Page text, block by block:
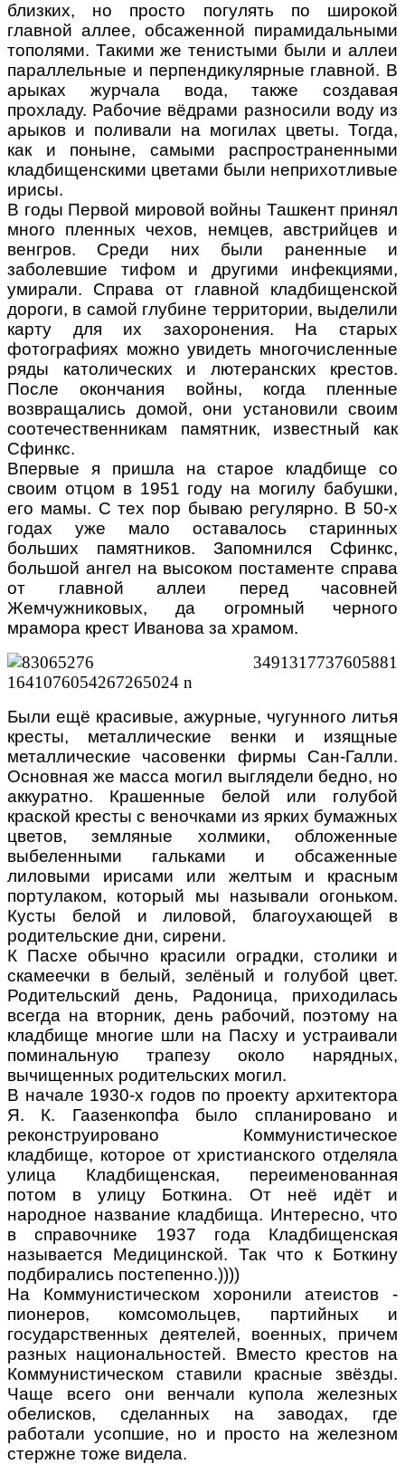
близких, но просто погулять по широкой
главной аллее, обсаженной пирамидальными
тополями. Такими же тенистыми были и аллеи
параллельные и перпендикулярные главной. В
арыках журчала вода, также создавая
прохладу. Рабочие вёдрами разносили воду из
арыков и поливали на могилах цветы. Тогда,
как и поныне, самыми распространенными
кладбищенскими цветами были неприхотливые
ирисы.
В годы Первой мировой войны Ташкент принял
много пленных чехов, немцев, австрийцев и
венгров. Среди них были раненные и
заболевшие тифом и другими инфекциями,
умирали. Справа от главной кладбищенской
дороги, в самой глубине территории, выделили
карту для их захоронения. На старых
фотографиях можно увидеть многочисленные
ряды католических и лютеранских крестов.
После окончания войны, когда пленные
возвращались домой, они установили своим
соотечественникам памятник, известный как
Сфинкс.
Впервые я пришла на старое кладбище со
своим отцом в 1951 году на могилу бабушки,
его мамы. С тех пор бываю регулярно. В 50-х
годах уже мало оставалось старинных
больших памятников. Запомнился Сфинкс,
большой ангел на высоком постаменте справа
от главной аллеи перед часовней
Жемчужниковых, да огромный черного
мрамора крест Иванова за храмом.
Были ещё красивые, ажурные, чугунного литья
кресты, металлические венки и изящные
металлические часовенки фирмы Сан-Галли.
Основная же масса могил выглядели бедно, но
аккуратно. Крашенные белой или голубой
краской кресты с веночками из ярких бумажных
цветов, земляные холмики, обложенные
выбеленными гальками и обсаженные
лиловыми ирисами или желтым и красным
портулаком, который мы называли огоньком.
Кусты белой и лиловой, благоухающей в
родительские дни, сирени.
К Пасхе обычно красили оградки, столики и
скамеечки в белый, зелёный и голубой цвет.
Родительский день, Радоница, приходилась
всегда на вторник, день рабочий, поэтому на
кладбище многие шли на Пасху и устраивали
поминальную трапезу около нарядных,
вычищенных родительских могил.
В начале 1930-х годов по проекту архитектора
Я. К. Гаазенкопфа было спланировано и
реконструировано Коммунистическое
кладбище, которое от христианского отделяла
улица Кладбищенская, переименованная
потом в улицу Боткина. От неё идёт и
народное название кладбища. Интересно, что
в справочнике 1937 года Кладбищенская
называется Медицинской. Так что к Боткину
подбирались постепенно.))))
На Коммунистическом хоронили атеистов -
пионеров, комсомольцев, партийных и
государственных деятелей, военных, причем
разных национальностей. Вместо крестов на
Коммунистическом ставили красные звёзды.
Чаще всего они венчали купола железных
обелисков, сделанных на заводах, где
работали усопшие, но и просто на железном
стержне тоже видела.